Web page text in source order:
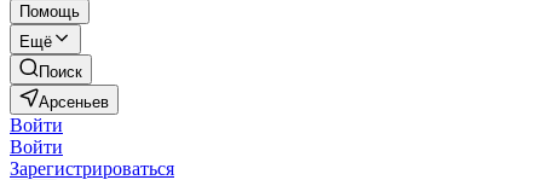
Помощь
Ещё
Поиск
Арсеньев
Войти
Войти
Зарегистрироваться